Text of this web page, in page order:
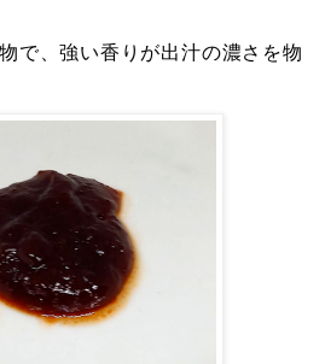
で、強い香りが出汁の濃さを物